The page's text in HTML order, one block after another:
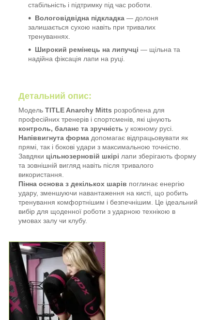
стабільність і підтримку під час роботи.
Вологовідвідна підкладка — долоня
залишається сухою навіть при тривалих
тренуваннях.
Широкий ремінець на липучці — щільна та
надійна фіксація лапи на руці.
Детальний опис:
Модель TITLE Anarchy Mitts розроблена для
професійних тренерів і спортсменів, які цінують
контроль, баланс та зручність у кожному русі.
Напіввигнута форма допомагає відпрацьовувати як
прямі, так і бокові удари з максимальною точністю.
Завдяки цільнозерновій шкірі лапи зберігають форму
та зовнішній вигляд навіть після тривалого
використання.
Пінна основа з декількох шарів поглинає енергію
удару, зменшуючи навантаження на кисті, що робить
тренування комфортнішим і безпечнішим. Це ідеальний
вибір для щоденної роботи з ударною технікою в
умовах залу чи клубу.